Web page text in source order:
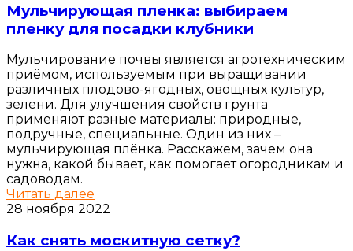
Мульчирующая пленка: выбираем
пленку для посадки клубники
Мульчирование почвы является агротехническим
приёмом, используемым при выращивании
различных плодово-ягодных, овощных культур,
зелени. Для улучшения свойств грунта
применяют разные материалы: природные,
подручные, специальные. Один из них –
мульчирующая плёнка. Расскажем, зачем она
нужна, какой бывает, как помогает огородникам и
садоводам.
Читать далее
28 ноября 2022
Как снять москитную сетку?